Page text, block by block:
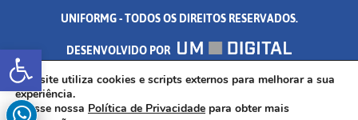
Abrir a barra de ferramentas
UNIFORMG - TODOS OS DIREITOS RESERVADOS.
DESENVOLVIDO POR
AV. DR. ARNALDO DE SENNA, 328 - PALMEIRAS, FORMIGA/MG - CEP:
35.574.530
Este site utiliza cookies e scripts externos para melhorar a sua
experiência.
Acesse nossa Política de Privacidade para obter mais